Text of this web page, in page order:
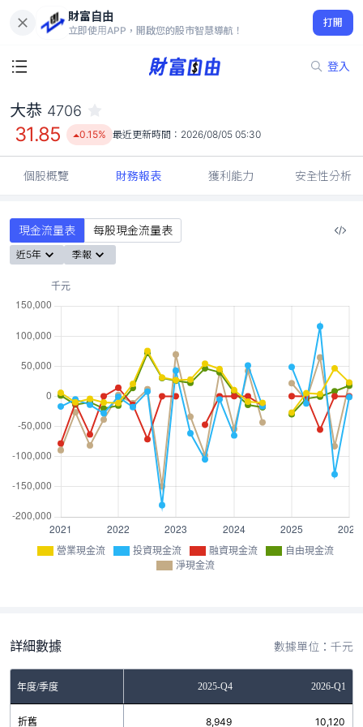
財富自由
立即使用APP，開啟您的股市智慧導航！
打開
登入
31.85
0.15%
大恭 4706
31.85 0.15% 最近更新時間： 2026/08/05 05:30
個股概覽 財務報表 獲利能力 安全性分析
現金流量表 每股現金流量表
近5年 季報
營業現金流 投資現金流 融資現金流
自由現金流
淨現金流
詳細數據 數據單位：千元
年度/季度 2025-Q4 2026-Q1
折舊 8,949 10,120